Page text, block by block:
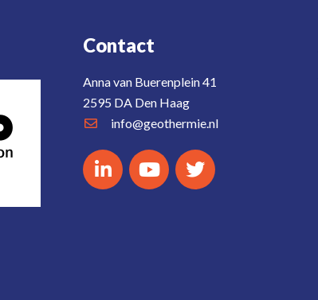
Contact
Anna van Buerenplein 41
2595 DA Den Haag
info@geothermie.nl